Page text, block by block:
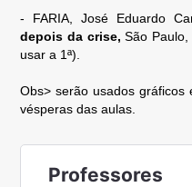
- FARIA, José Eduardo
depois da crise, São
usar a 1ª).
Obs> serão usados
vésperas das aulas.
Professores